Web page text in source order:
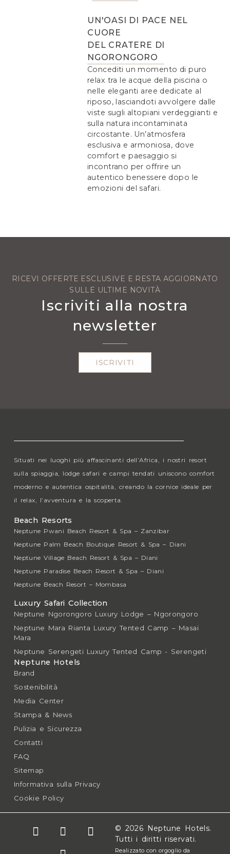
UN'OASI DI PACE NEL
CUORE
DEL CRATERE DI
NGORONGORO
Concediti un momento di puro
relax tra le acque della piscina o
nelle eleganti aree dedicate al
riposo, lasciandoti avvolgere dalle
viste sugli altopiani verdeggianti e
sulla natura incontaminata
circostante. Un’atmosfera
esclusiva e armoniosa, dove
comfort e paesaggio si
incontrano per offrire un
autentico benessere dopo le
emozioni del safari.
RICEVI OFFERTE ESCLUSIVE E RESTA AGGIORNATO
SULLE ULTIME NOVITÀ
Iscriviti alla nostra
newsletter
ISCRIVITI
Situati nei luoghi più affascinanti dell’Africa, i nostri resort
sulla spiaggia, lodge safari e campi tendati uniscono comfort
moderno e autentica ospitalità, creando la cornice ideale per
il relax, l’avventura e la scoperta.
Beach Resorts
Neptune Pwani Beach Resort & Spa – Zanzibar
Neptune Palm Beach Boutique Resort & Spa – Diani
Neptune Village Beach Resort & Spa – Diani
Neptune Paradise Beach Resort & Spa – Diani
Neptune Beach Resort – Mombasa
Luxury Safari Collection
Neptune Ngorongoro Luxury Lodge – Ngorongoro
Neptune Mara Rianta Luxury Tented Camp – Masai
Mara
Neptune Serengeti Luxury Tented Camp - Serengeti
Neptune Hotels
Brand
Sostenibilità
Media Center
Stampa & News
Pulizia e Sicurezza
Contatti
FAQ
Sitemap
Informativa sulla Privacy
Cookie Policy
© 2026 Neptune Hotels.
Tutti i diritti riservati.
Realizzato con orgoglio da